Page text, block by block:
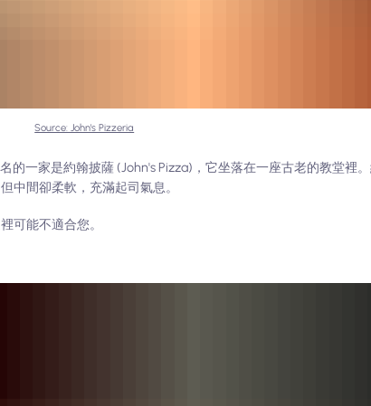
Source: John's Pizzeria
的一家是約翰披薩 (John's Pizza)，它坐落在一座古老的教堂裡
中間卻柔軟，充滿起司氣息。
可能不適合您。